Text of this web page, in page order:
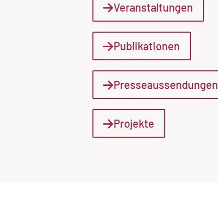
Veranstaltungen
Publikationen
Presseaussendungen
Projekte